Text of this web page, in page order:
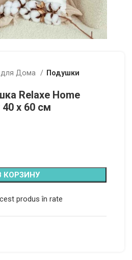
для Дома Подушки
Relaxe Home
x 60 см
КОРЗИНУ
produs în rate